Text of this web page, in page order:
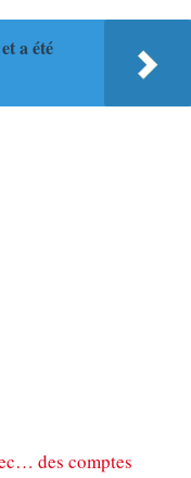
a été
des comptes